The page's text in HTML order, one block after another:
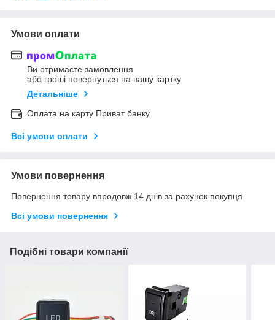
Умови оплати
Ви отримаєте замовлення
або гроші повернуться на вашу картку
Детальніше
Оплата на карту Приват банку
Всі умови оплати
Умови повернення
Повернення товару впродовж 14 днів за рахунок покупця
Всі умови повернення
Подібні товари компанії